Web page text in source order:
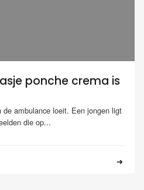
ponche crema is
de ambulance loeit. Een jongen ligt
die op...